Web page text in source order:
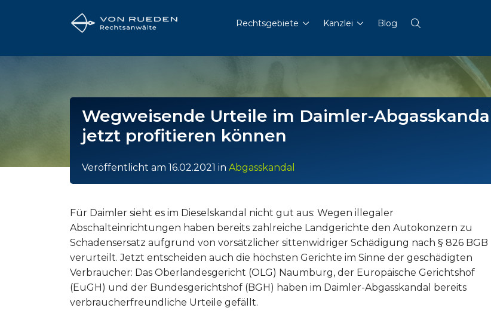
Rechtsgebiete Kanzlei Blog
Wegweisende Urteile im Daimler-
jetzt profitieren können
Veröffentlicht am 16.02.2021 in Abgasskandal
Für Daimler sieht es im Dieselskandal nicht gut aus: Wegen illegaler
Abschalteinrichtungen haben bereits zahlreiche Landgerichte den Autokonzern zu
Schadensersatz aufgrund von vorsätzlicher sittenwidriger Schädigung nach § 826 BGB
verurteilt. Jetzt entscheiden auch die höchsten Gerichte im Sinne der geschädigten
Verbraucher: Das Oberlandesgericht (OLG) Naumburg, der Europäische Gerichtshof
(EuGH) und der Bundesgerichtshof (BGH) haben im Daimler-Abgasskandal bereits
verbraucherfreundliche Urteile gefällt.